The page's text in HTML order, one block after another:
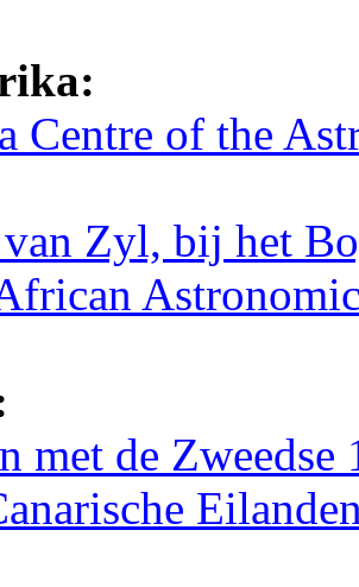
Centre of the
Zyl, bij het
met de